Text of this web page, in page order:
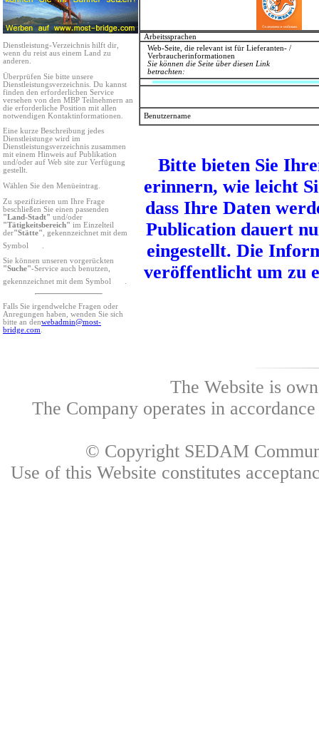
Dienstleistung-Verzeichnis hilft dir,
wenn du reist aus einem Land zu
anderen.
Überprüfen Sie bitte unsere
Dienstleistungsverzeichnis. Du kannst
finden den erforderlichen Service
versehen von den MBP Teilnehmern an
die erforderliche Position mit allen
notwendigen Kontaktinformationen.
Eine kurze Beschreibung jedes
Dienstleistunge wird im
Dienstleistungsverzeichnis zusammen
mit einem Hinweis auf Publikation
und/oder auf Web site zur Verfügung
gestellt.
Wählen Sie den Menüeintrag.
Zu spezifizieren um Ihre Frage
beschließen Sie einen passenden
"Land-Stadt" und/oder
"Tätigkeitsbereich" im Einzelteil
der"Stätte" , gekennzeichnet mit dem
Symbol
Sie können unseren vorgerückten
"Suche"-Service auch benutzen,
gekennzeichnet mit dem Symbol
.
Falls Sie irgendwelche Fragen oder
Anregungen haben, wenden Sie sich
bitte an denwebadmin@most-
bridge.com
Arbeitssprachen
Web-Seite, die relevant ist für Lieferanten- /
Verbraucherinformationen
Sie können die Seite über diesen Link
betrachten:
Benutzername
Bitte bieten Sie
erinnern, wie leicht
dass Ihre Daten
Publication dauert
eingestellt. Die
veröffentlicht um zu
The Website is
The Company operates in
© Copyright SEDAM
Use of this Website constitutes